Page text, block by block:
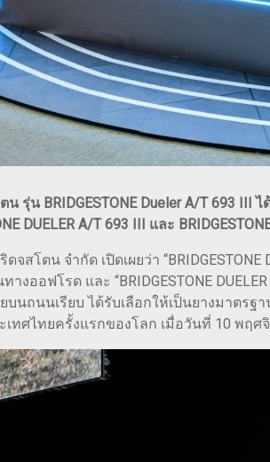
น รุ่น BRIDGESTONE Dueler A/T 693 III
DUELER A/T 693 III และ
จสโตน จำกัด เปิดเผยว่า
ทางออฟโรด และ “BRIDGESTONE
นถนนเรียบ ได้รับเลือกให้เป็นยางมาตรฐาน
เทศไทยครั้งแรกของโลก เมื่อวันที่ 10 พฤศ